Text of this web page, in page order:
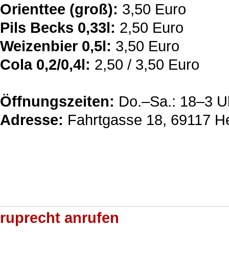
Orienttee (groß): 3,50 Euro
Pils Becks 0,33l: 2,50 Euro
Weizenbier 0,5l: 3,50 Euro
Cola 0,2/0,4l: 2,50 / 3,50 Euro
Öffnungszeiten: Do.–Sa.: 18–3
Adresse: Fahrtgasse 18, 69117
ruprecht anrufen